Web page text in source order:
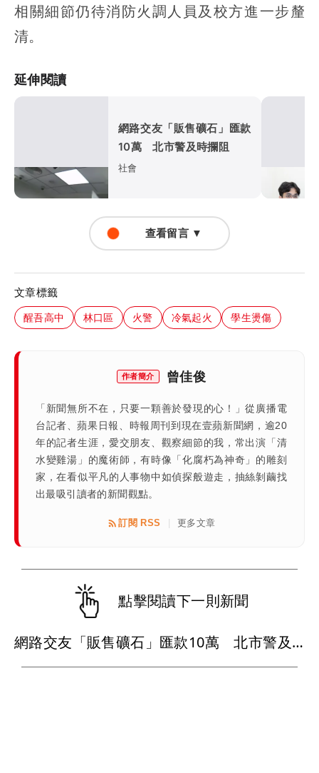
相關細節仍待消防火調人員及校方進一步釐
清。
延伸閱讀
網路交友「販售礦石」匯款
10萬 北市警及時攔阻
社會
查看留言 ▼
文章標籤
醒吾高中 林口區 火警 冷氣起火 學生燙傷
作者簡介 曾佳俊
「新聞無所不在，只要一顆善於發現的心！」從廣播電
台記者、蘋果日報、時報周刊到現在壹蘋新聞網，逾20
年的記者生涯，愛交朋友、觀察細節的我，常出演「清
水變雞湯」的魔術師，有時像「化腐朽為神奇」的雕刻
家，在看似平凡的人事物中如偵探般遊走，抽絲剝繭找
出最吸引讀者的新聞觀點。
訂閱 RSS 更多文章
點擊閱讀下一則新聞
網路交友「販售礦石」匯款10萬 北市警及時攔阻